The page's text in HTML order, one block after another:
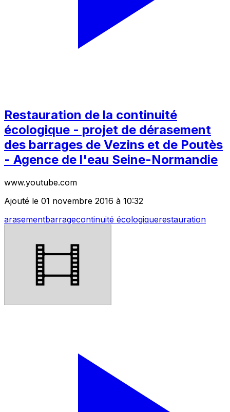
Restauration de la continuité
écologique - projet de dérasement
des barrages de Vezins et de Poutès
- Agence de l'eau Seine-Normandie
www.youtube.com
Ajouté le 01 novembre 2016 à 10:32
arasementbarragecontinuité écologiquerestauration